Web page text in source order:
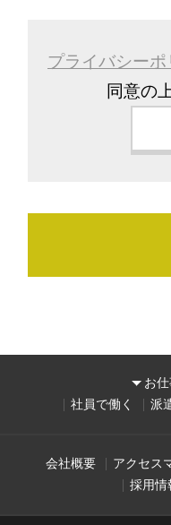
プライバシーポ
同意の
お
社員で働く
派
会社概要 アクセス
採用情